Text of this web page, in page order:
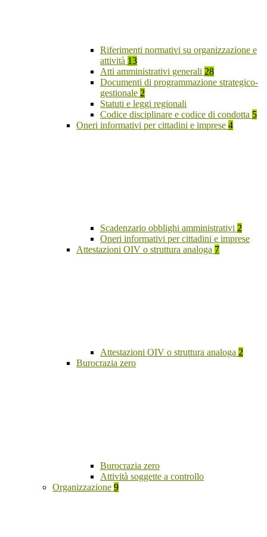
Riferimenti normativi su organizzazione e
attività 13
Atti amministrativi generali 28
Documenti di programmazione strategico-
gestionale 2
Statuti e leggi regionali
Codice disciplinare e codice di condotta 5
Oneri informativi per cittadini e imprese 4
Scadenzario obblighi amministrativi 2
Oneri informativi per cittadini e imprese
Attestazioni OIV o struttura analoga 7
Attestazioni OIV o struttura analoga 2
Burocrazia zero
Burocrazia zero
Attività soggette a controllo
Organizzazione 9